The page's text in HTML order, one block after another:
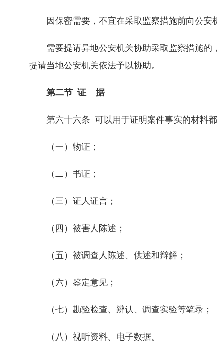
因保密需要，不宜在采取监察措施前向公安
需要提请异地公安机关协助采取监察措施的
提请当地公安机关依法予以协助。
第二节 证 据
第六十六条 可以用于证明案件事实的材料都
（一）物证；
（二）书证；
（三）证人证言；
（四）被害人陈述；
（五）被调查人陈述、供述和辩解；
（六）鉴定意见；
（七）勘验检查、辨认、调查实验等笔录；
（八）视听资料、电子数据。